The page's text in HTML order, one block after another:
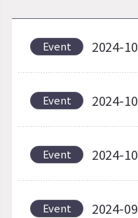
Event 2024-
Event 2024-
Event 2024-
Event 2024-